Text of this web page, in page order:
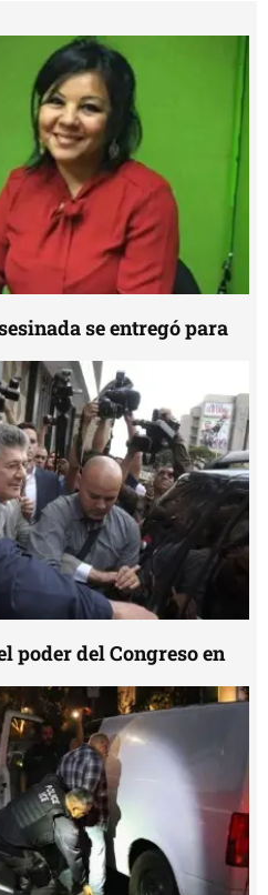
se entregó para
poder del Congreso en